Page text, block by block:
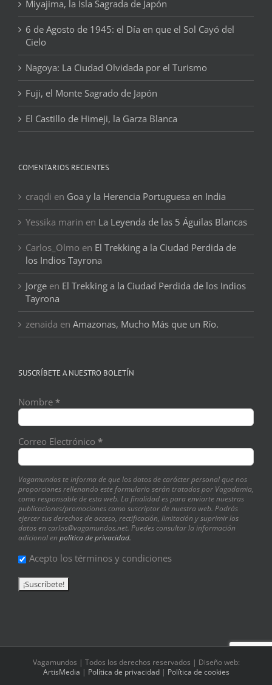
Miyajima, la Isla Sagrada de Japón
6 de Agosto de 1945: el Día en que el Sol Cayó del
Cielo
Nagoya: La Ciudad Olvidada por el Turismo
Fuji, el Monte Sagrado de Japón
El Castillo de Himeji, la Garza Blanca
COMENTARIOS RECIENTES
craqdi en Goa y la Herencia Portuguesa en India
Yessika marin en La Leyenda de las 5 Águilas Blancas
Carlos_Olmo en El Trekking a la Ciudad Perdida de
los Indios Tayrona
Jorge en El Trekking a la Ciudad Perdida de los Indios
Tayrona
zenaida en Amazonas, Mucho Más que un Río.
SUSCRÍBETE A NUESTRO BOLETÍN
Nombre *
Correo Electrónico *
Vagamundos te informa de que los datos de carácter personal que nos
proporciones rellenando este formulario serán tratados por Vagadamia,
como responsable de esta web. La finalidad es para enviarte nuestras
publicaciones/promociones como suscriptor de nuestra web. Podrás
ejercer tus derechos de acceso, rectificación, limitación y suprimir los
datos en carlos@vagamundos.net. Puedes consultar la información
adicional en política de privacidad.
Acepto los términos y condiciones
Vagamundos | Todos los derechos reservados | Diseño web:
ArtisMedia | Política de privacidad| Política de cookies